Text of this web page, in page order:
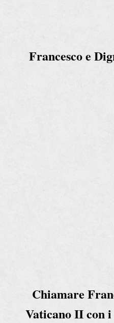
Francesco e
Chiamare
Vaticano II con